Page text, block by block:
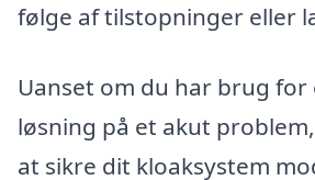
følge af tilstopninger eller
Uanset om du har brug for
løsning på et akut
at sikre dit kloaksystem